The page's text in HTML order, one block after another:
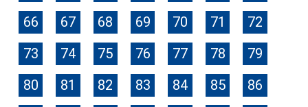
66
67 68 69 70 71
72
73
74 75 76 77 78
79
80
81 82 83 84 85
86